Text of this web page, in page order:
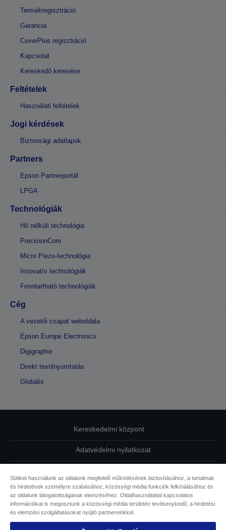
Termékregisztráció
Garancia
CoverPlus regisztráció
Kapcsolat
Kereskedő keresése
Feltételek
Használati feltételek
Jogi kérdések
Biztonsági adatlapok
Partners
Epson Partnerportál
LPGA
Technológiák
Hő nélküli technológia
PrecisionCore
Micro Piezo-technológia
Innovatív technológiák
Fenntartható technológiák
Cég
A vezetői csapat weboldala
Epson Europe Electronics
Digigraphie
Direkt textilnyomtatás
Globális
Kereskedelmi központ
Adatvédelmi nyilatkozat
Kapcsolatfelvétel
Sütikkel kapcsolatos információk
Sütiket használunk az oldalunk megfelelő működésének biztosításához, a tartalmak
és hirdetések személyre szabásához, közösségi média funkciók felkínálásához és
az oldalunk látogatottságának elemzéséhez. Oldalhasználattal kapcsolatos
információkat is megosztunk a közösségi média területén tevékenykedő, a hirdetési
és elemzési szolgáltatásokat nyújtó partnereinkkel.